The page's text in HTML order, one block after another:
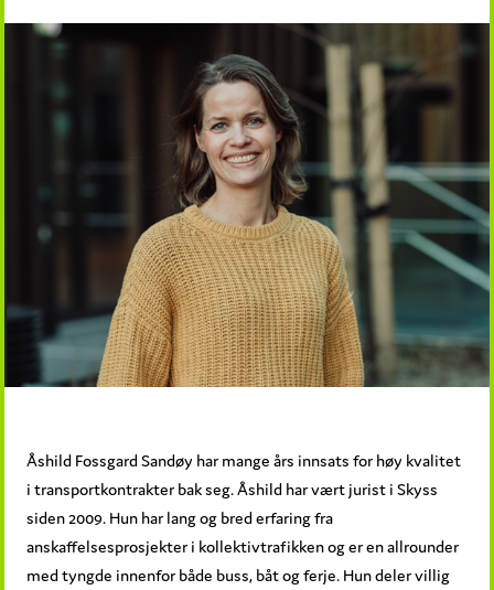
Åshild Fossgard Sandøy har mange års innsats for høy kvalitet
i transportkontrakter bak seg. Åshild har vært jurist i Skyss
siden 2009. Hun har lang og bred erfaring fra
anskaffelsesprosjekter i kollektivtrafikken og er en allrounder
med tyngde innenfor både buss, båt og ferje. Hun deler villig